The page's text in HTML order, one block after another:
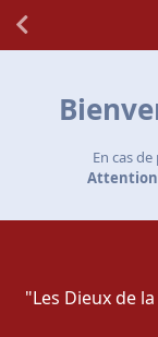
En cas
Attention
"Les Dieux de